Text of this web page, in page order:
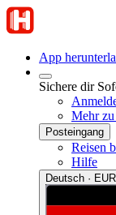
App
Sichere dir
Mehr
Posteingang
Reisen
Hilfe
Deutsch ·